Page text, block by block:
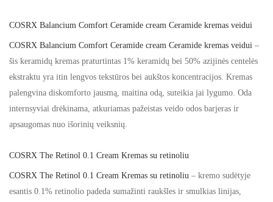
COSRX Balancium Comfort Ceramide cream Ceramide kremas veidui
COSRX Balancium Comfort Ceramide cream Ceramide kremas veidui –
šis keramidų kremas praturtintas 1% keramidų bei 50% azijinės centelės
ekstraktu yra itin lengvos tekstūros bei aukštos koncentracijos. Kremas
palengvina diskomforto jausmą, maitina odą, suteikia jai lygumo. Oda
internsyviai drėkinama, atkuriamas pažeistas veido odos barjeras ir
apsaugomas nuo išorinių veiksnių.
COSRX The Retinol 0.1 Cream Kremas su retinoliu
COSRX The Retinol 0.1 Cream Kremas su retinoliu – kremo sudėtyje
esantis 0.1% retinolio padeda sumažinti raukšles ir smulkias linijas,